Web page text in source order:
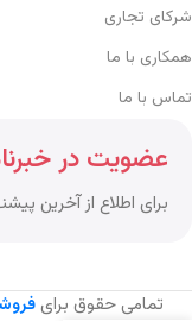
شرکای تجاری
همکاری با ما
تماس با ما
عضویت در
برای اطلاع از آخرین
تمامی حقوق برای